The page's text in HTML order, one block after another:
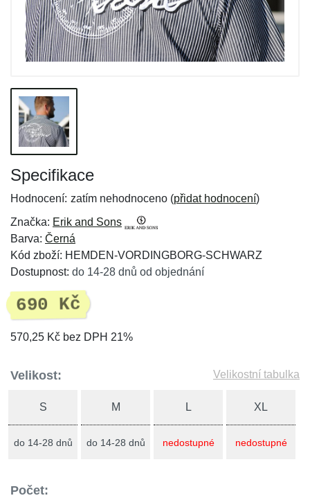
Specifikace
Hodnocení: zatím nehodnoceno (přidat hodnocení)
Značka: Erik and Sons
Barva: Černá
Kód zboží: HEMDEN-VORDINGBORG-SCHWARZ
Dostupnost: do 14-28 dnů od objednání
690 Kč
570,25 Kč bez DPH 21%
Velikost: Velikostní tabulka
S
do 14-28 dnů
M
do 14-28 dnů
L
nedostupné
XL
nedostupné
Počet: